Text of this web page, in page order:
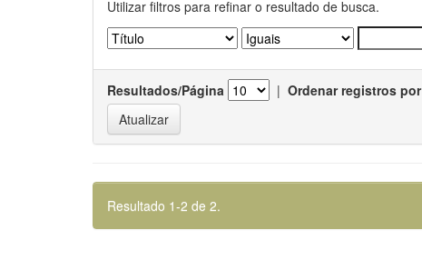
Utilizar filtros para refinar o resultado de busca.
Resultados/Página | Ordenar registros por
Resultado 1-2 de 2.